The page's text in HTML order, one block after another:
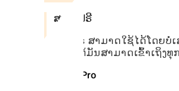
ສະບັບຟຣີ
ແອັບ is ສາມາດໃຊ້ໄດ້ໂດຍ
ເຮັດໃຫ້ມັນສາມາດເຂົ້າເຖິງທຸ
ສະບັບ Pro